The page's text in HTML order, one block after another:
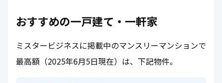
おすすめの一戸建て・一軒家
ミスタービジネスに掲載中のマンスリーマンションで
最高額（2025年6月5日現在）は、下記物件。